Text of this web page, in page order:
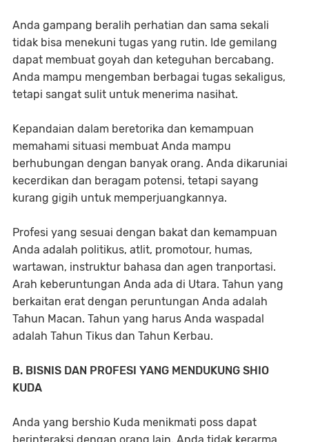
Anda gampang beralih perhatian dan sama sekali
tidak bisa menekuni tugas yang rutin. Ide gemilang
dapat membuat goyah dan keteguhan bercabang.
Anda mampu mengemban berbagai tugas sekaligus,
tetapi sangat sulit untuk menerima nasihat.
Kepandaian dalam beretorika dan kemampuan
memahami situasi membuat Anda mampu
berhubungan dengan banyak orang. Anda dikaruniai
kecerdikan dan beragam potensi, tetapi sayang
kurang gigih untuk memperjuangkannya.
Profesi yang sesuai dengan bakat dan kemampuan
Anda adalah politikus, atlit, promotour, humas,
wartawan, instruktur bahasa dan agen tranportasi.
Arah keberuntungan Anda ada di Utara. Tahun yang
berkaitan erat dengan peruntungan Anda adalah
Tahun Macan. Tahun yang harus Anda waspadal
adalah Tahun Tikus dan Tahun Kerbau.
B. BISNIS DAN PROFESI YANG MENDUKUNG SHIO
KUDA
Anda yang bershio Kuda menikmati poss dapat